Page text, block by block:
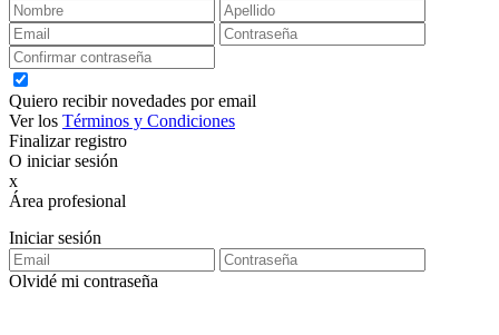
Quiero recibir novedades por email
Ver los Términos y Condiciones
Finalizar registro
O iniciar sesión
x
Área profesional
Iniciar sesión
Olvidé mi contraseña